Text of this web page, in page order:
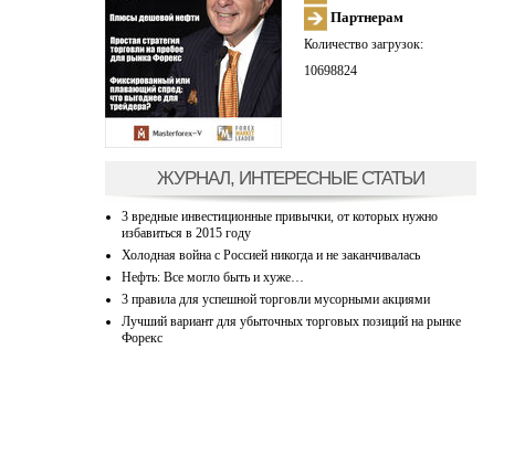
Партнерам
Количество загрузок:
10698824
ЖУРНАЛ, ИНТЕРЕСНЫЕ СТАТЬИ
3 вредные инвестиционные привычки, от которых нужно
избавиться в 2015 году
Холодная война с Россией никогда и не заканчивалась
Нефть: Все могло быть и хуже…
3 правила для успешной торговли мусорными акциями
Лучший вариант для убыточных торговых позиций на рынке
Форекс